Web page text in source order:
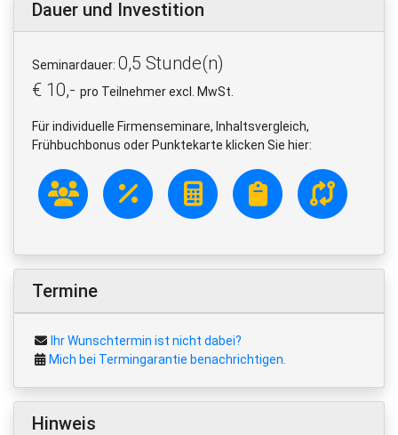
Dauer und Investition
Seminardauer: 0,5 Stunde(n)
€ 10,- pro Teilnehmer excl. MwSt.
Für individuelle Firmenseminare, Inhaltsvergleich,
Frühbuchbonus oder Punktekarte klicken Sie hier:
Termine
Ihr Wunschtermin ist nicht dabei?
Mich bei Termingarantie benachrichtigen.
Hinweis